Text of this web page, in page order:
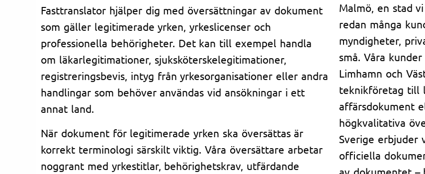
Fasttranslator hjälper dig med översättningar av dokument
som gäller legitimerade yrken, yrkeslicenser och
professionella behörigheter. Det kan till exempel handla
om läkarlegitimationer, sjuksköterskelegitimationer,
registreringsbevis, intyg från yrkesorganisationer eller andra
handlingar som behöver användas vid ansökningar i ett
annat land.
När dokument för legitimerade yrken ska översättas är
korrekt terminologi särskilt viktig. Våra översättare arbetar
noggrant med yrkestitlar, behörighetskrav, utfärdande
Malmö, en stad
redan många
myndigheter,
små. Våra
Limhamn och
teknikföretag till
affärsdokument
högkvalitativa
Sverige erbjuder
officiella